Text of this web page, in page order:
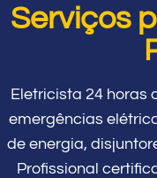
Serviços
Eletricista 24 horas
emergências
de energia,
Profissional